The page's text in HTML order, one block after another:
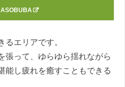
ASOBUBA
るエリアです。
張って、ゆらゆら揺れながら
能し疲れを癒すこともできる